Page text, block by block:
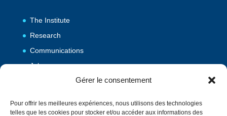
Gérer le consentement
Pour offrir les meilleures expériences, nous utilisons des technologies
telles que les cookies pour stocker et/ou accéder aux informations des
The Institute
Research
Communications
Jobs
Publications